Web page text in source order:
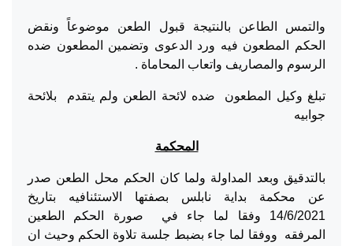
والتمس الطاعن بالنتيجة قبول الطعن موضوعاً ونقض
الحكم المطعون فيه ورد الدعوى وتضمين المطعون ضده
الرسوم والمصاريف واتعاب المحاماة .
تبلغ وكيل المطعون ضده لائحة الطعن ولم يتقدم بلائحة
جوابيه
المحكمة
بالتدقيق وبعد المداولة ولما كان الحكم محل الطعن صدر
عن محكمة بداية نابلس بصفتها الاستئنافيه بتاريخ
14/6/2021 وفقا لما جاء في صورة الحكم الطعين
المرفقه ووفقا لما جاء بضبط جلسة تلاوة الحكم وحيث ان